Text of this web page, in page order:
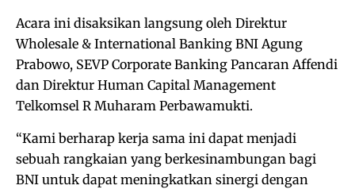
Acara ini disaksikan langsung oleh Direktur
Wholesale & International Banking BNI Agung
Prabowo, SEVP Corporate Banking Pancaran Affendi
dan Direktur Human Capital Management
Telkomsel R Muharam Perbawamukti.
“Kami berharap kerja sama ini dapat menjadi
sebuah rangkaian yang berkesinambungan bagi
BNI untuk dapat meningkatkan sinergi dengan